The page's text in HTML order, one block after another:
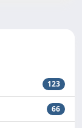
123
66